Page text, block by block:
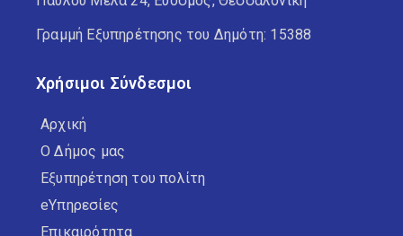
Γραμμή Εξυπηρέτησης του Δημότη: 15388
Χρήσιμοι Σύνδεσμοι
Αρχική
Ο Δήμος μας
Εξυπηρέτηση του πολίτη
eΥπηρεσίες
Επικαιρότητα